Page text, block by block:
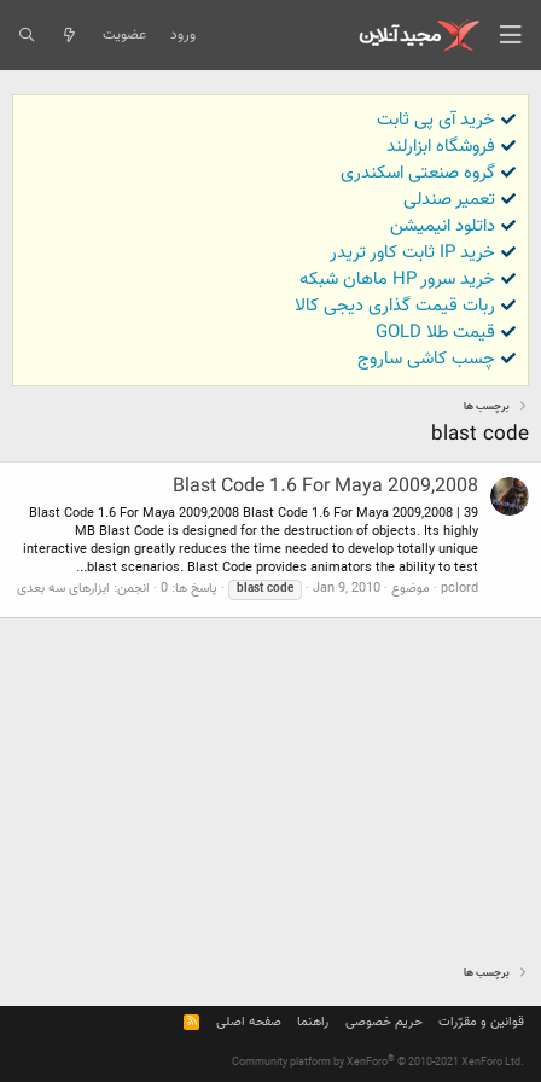
ورود عضویت
خرید آی پی ثابت
فروشگاه ابزارلند
گروه صنعتی اسکندری
تعمیر صندلی
داتلود انیمیشن
خرید IP ثابت کاور تریدر
خرید سرور HP ماهان شبکه
ربات قیمت گذاری دیجی کالا
قیمت طلا GOLD
چسب کاشی ساروج
برچسب ها
blast code
Blast Code 1.6 For Maya 2009,2008
Blast Code 1.6 For Maya 2009,2008 Blast Code 1.6 For Maya 2009,2008 | 39
MB Blast Code is designed for the destruction of objects. Its highly
interactive design greatly reduces the time needed to develop totally unique
blast scenarios. Blast Code provides animators the ability to test...
pclord موضوع Jan 9, 2010
blast code پاسخ ها: 0 انجمن: ابزارهای سه بعدی
برچسب ها
قوانین و مقرّرات حریم خصوصی راهنما صفحه اصلی
R
S
Community platform by XenForo® © 2010-2021 XenForo Ltd.